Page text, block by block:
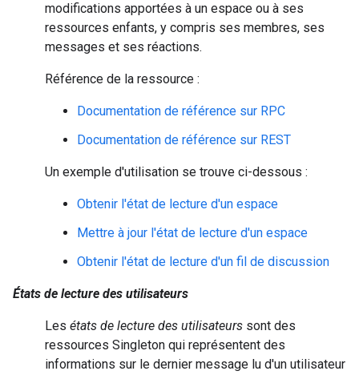
modifications apportées à un espace ou à ses
ressources enfants, y compris ses membres, ses
messages et ses réactions.
Référence de la ressource :
Documentation de référence sur RPC
Documentation de référence sur REST
Un exemple d'utilisation se trouve ci-dessous :
Obtenir l'état de lecture d'un espace
Mettre à jour l'état de lecture d'un espace
Obtenir l'état de lecture d'un fil de discussion
États de lecture des utilisateurs
Les états de lecture des utilisateurs sont des
ressources Singleton qui représentent des
informations sur le dernier message lu d'un utilisateur